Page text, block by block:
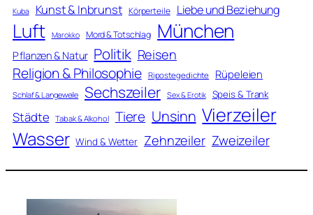
Kuba Kunst & Inbrunst Körperteile Liebe und Beziehung
Luft Marokko Mord & Totschlag München
Pflanzen & Natur Politik Reisen
Religion & Philosophie Ripostegedichte Rüpeleien
Schlaf & Langeweile Sechszeiler Sex & Erotik Speis & Trank
Städte Tabak & Alkohol Tiere Unsinn Vierzeiler
Wasser Wind & Wetter Zehnzeiler Zweizeiler